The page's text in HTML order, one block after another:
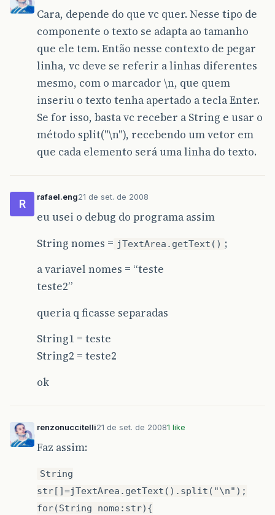
Cara, depende do que vc quer. Nesse tipo de
componente o texto se adapta ao tamanho
que ele tem. Então nesse contexto de pegar
linha, vc deve se referir a linhas diferentes
mesmo, com o marcador \n, que quem
inseriu o texto tenha apertado a tecla Enter.
Se for isso, basta vc receber a String e usar o
método split("\n"), recebendo um vetor em
que cada elemento será uma linha do texto.
R
rafael.eng21 de set. de 2008
eu usei o debug do programa assim
String nomes = jTextArea.getText() ;
a variavel nomes = “teste
teste2”
queria q ficasse separadas
String1 = teste
String2 = teste2
ok
renzonuccitelli21 de set. de 20081 like
Faz assim:
String
str[]=jTextArea.getText().split("\n");
for(String nome:str){